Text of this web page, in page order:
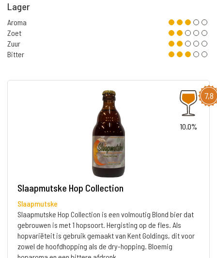
Lager
Aroma
Zoet
Zuur
Bitter
7,8
10.0%
Slaapmutske Hop Collection
Slaapmutske
Slaapmutske Hop Collection is een volmoutig Blond bier dat
gebrouwen is met 1 hopsoort. Hergisting op de fles. Als
hopvariëteit is gebruik gemaakt van Kent Goldings, dit voor
zowel de hoofdhopping als de dry-hopping. Bloemig